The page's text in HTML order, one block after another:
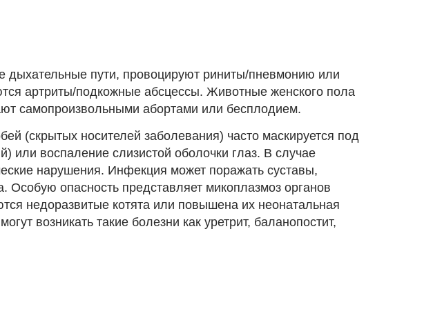
дыхательные пути, провоцируют риниты/пневмонию или
артриты/подкожные абсцессы. Животные женского пола
самопроизвольными абортами или бесплодием.
(скрытых носителей заболевания) часто маскируется под
или воспаление слизистой оболочки глаз. В случае
нарушения. Инфекция может поражать суставы,
Особую опасность представляет микоплазмоз органов
недоразвитые котята или повышена их неонатальная
возникать такие болезни как уретрит, баланопостит,